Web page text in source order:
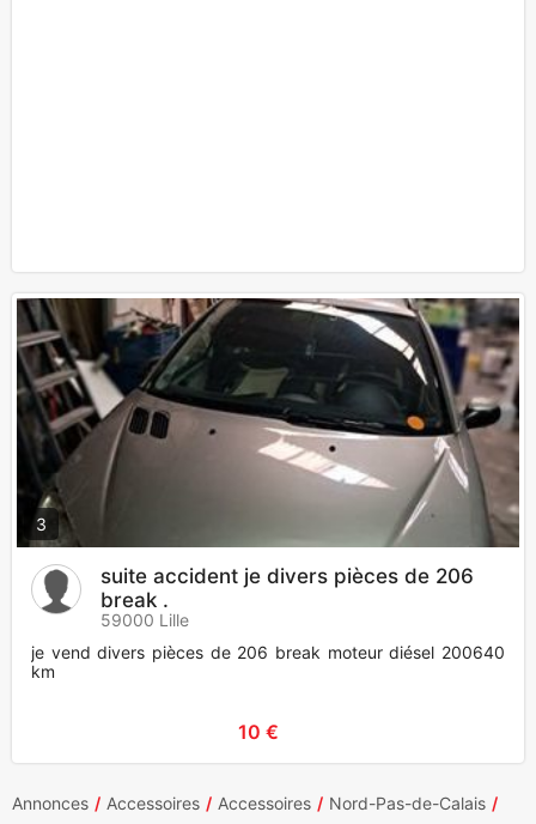
3
suite accident je divers pièces de 206
break .
59000 Lille
je vend divers pièces de 206 break moteur diésel 200640
km
10 €
Annonces Accessoires Accessoires
Nord-Pas-de-Calais